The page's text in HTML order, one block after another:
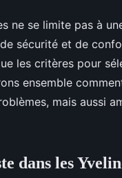
ne se limite pas à
sécurité et de
les critères pour
ensemble
mais aussi
dans les